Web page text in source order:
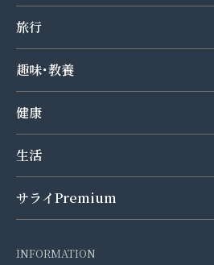
旅行
趣味･教養
健康
生活
サライPremium
INFORMATION